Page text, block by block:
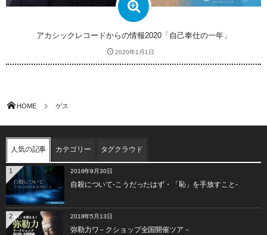
アカシックレコードからの情報2020「自己奉仕の一年」
2020年1月1日
HOME ゲス
人気の記事 カテゴリー タグクラウド
2016年9月30日
自殺について-こうだったはず・「恥」を手放すこと-
1
2018年5月13日
弥勒力ワ－クショップ全国開催ツア－
2